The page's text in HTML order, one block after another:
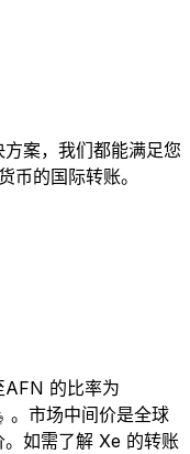
案，我们都能满足您
币的国际转账。
的比率为
如需了解 Xe 的转账